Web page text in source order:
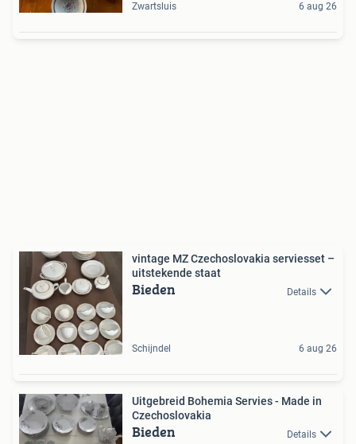
Zwartsluis 6 aug 26
vintage MZ Czechoslovakia serviesset –
uitstekende staat
Bieden Details
Schijndel 6 aug 26
Uitgebreid Bohemia Servies - Made in
Czechoslovakia
Bieden Details